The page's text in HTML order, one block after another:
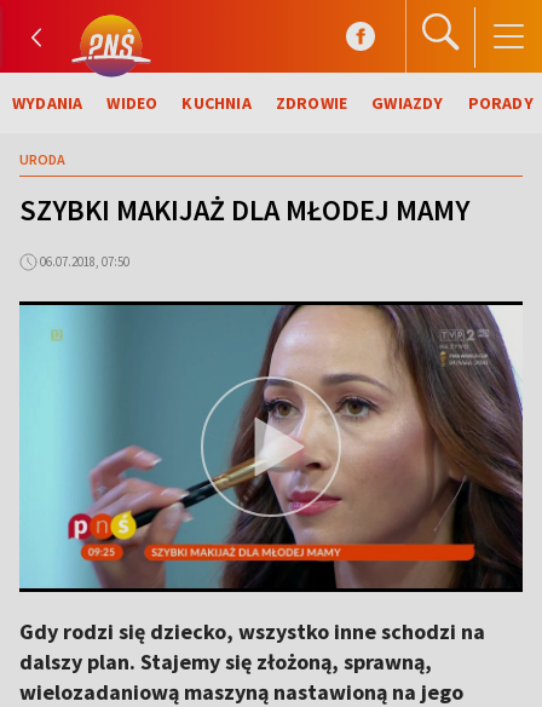
WYDANIA WIDEO KUCHNIA ZDROWIE GWIAZDY PORADY
URODA
SZYBKI MAKIJAŻ DLA MŁODEJ MAMY
06.07.2018, 07:50
Gdy rodzi się dziecko, wszystko inne schodzi na
dalszy plan. Stajemy się złożoną, sprawną,
wielozadaniową maszyną nastawioną na jego